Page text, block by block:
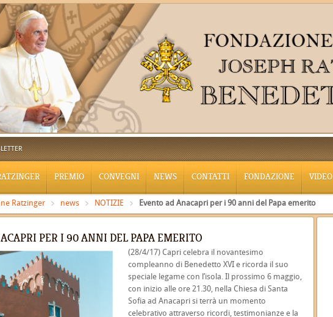
PREMIO CONVEGNI NEWS CONTATTI FONDAZIONE VIDEO
Ratzinger news NOTIZIE Evento ad Anacapri per i 90 anni del Papa emerito
PER I 90 ANNI DEL PAPA EMERITO
(28/4/17) Capri celebra il novantesimo
compleanno di Benedetto XVI e ricorda il suo
speciale legame con l’isola. Il prossimo 6 maggio,
con inizio alle ore 21.30, nella Chiesa di Santa
Sofia ad Anacapri si terrà un momento
celebrativo attraverso ricordi, testimonianze e la